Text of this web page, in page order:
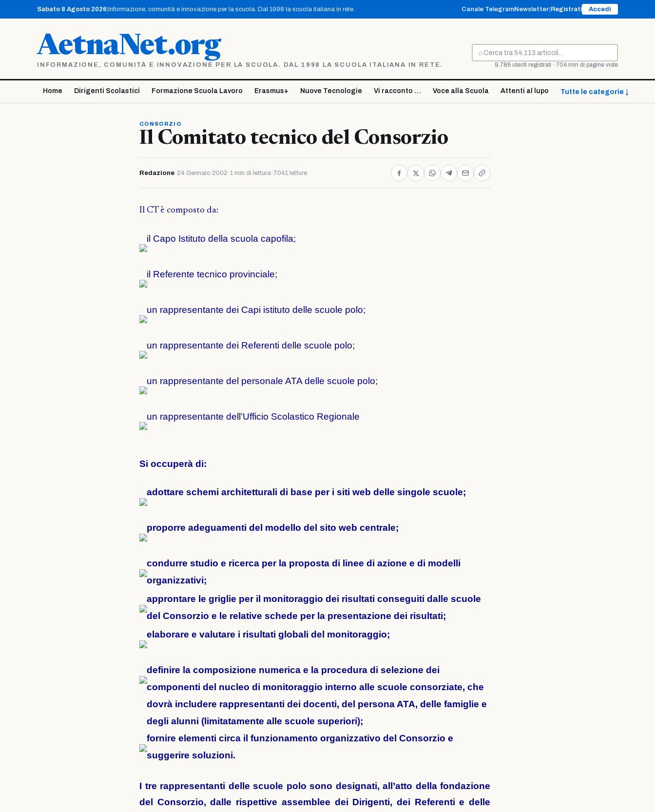
contenuto
Sabato 8 Agosto 2026 Informazione, comunità e innovazione per la scuola. Dal 1998 la scuola italiana in rete. Canale TelegramNewsletter Registrati Accedi
AetnaNet.org
INFORMAZIONE, COMUNITÀ E INNOVAZIONE PER LA SCUOLA. DAL 1998 LA SCUOLA ITALIANA IN RETE.
⌕
Cerca
9.786 utenti registrati · 704 mln di pagine viste
Home Dirigenti Scolastici Formazione Scuola Lavoro Erasmus+ Nuove Tecnologie Vi racconto … Voce alla Scuola Attenti al lupo Tutte le categorie ↓
CONSORZIO
Il Comitato tecnico del Consorzio
Redazione· 24 Gennaio 2002 ·1 min di lettura·7.041 letture
Il CT è composto da:
il Capo Istituto della scuola capofila;
il Referente tecnico provinciale;
un rappresentante dei Capi istituto delle scuole polo;
un rappresentante dei Referenti delle scuole polo;
un rappresentante del personale ATA delle scuole polo;
un rappresentante dell’Ufficio Scolastico Regionale
Si occuperà di:
adottare schemi architetturali di base per i siti web delle singole scuole;
proporre adeguamenti del modello del sito web centrale;
condurre studio e ricerca per la proposta di linee di azione e di modelli
organizzativi;
approntare le griglie per il monitoraggio dei risultati conseguiti dalle scuole
del Consorzio e le relative schede per la presentazione dei risultati;
elaborare e valutare i risultati globali del monitoraggio;
definire la composizione numerica e la procedura di selezione dei
componenti del nucleo di monitoraggio interno alle scuole consorziate, che
dovrà includere rappresentanti dei docenti, del persona ATA, delle famiglie e
degli alunni (limitatamente alle scuole superiori);
fornire elementi circa il funzionamento organizzativo del Consorzio e
suggerire soluzioni.
I tre rappresentanti delle scuole polo sono designati, all’atto della fondazione
del Consorzio, dalle rispettive assemblee dei Dirigenti, dei Referenti e delle